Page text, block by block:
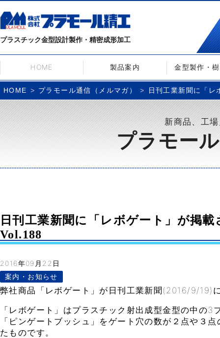
プラスチック金型設計製作・精密成形加工
HOME 製品案内 金型製作・
HOME プラモール通信（メルマガ） 日刊工業新聞に「
新商品、工
プラモー
日刊工業新聞に「レボゲート」が掲
Vol.188
2016年09月22日
案内・お知らせ
弊社商品「レボゲート」が日刊工業新聞(2016/9/19)
「レボゲート」はプラスチック射出成型金型の中の3
「ピンゲートブッシュ」をゲート穴の数が２点や３
たものです。